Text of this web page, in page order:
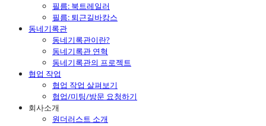
필름: 북트레일러
필름: 퇴근길바캉스
동네기록관
동네기록관이란?
동네기록관 연혁
동네기록관의 프로젝트
협업 작업
협업 작업 살펴보기
협업/미팅/방문 요청하기
회사소개
원더러스트 소개